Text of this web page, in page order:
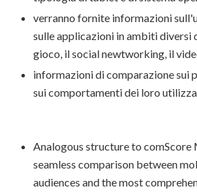
verranno fornite informazioni
sulle applicazioni in ambiti diversi
gioco, il social newtworking, il
informazioni di comparazione sui
sui comportamenti dei loro
Analogous structure to comScore
seamless comparison between
audiences and the most